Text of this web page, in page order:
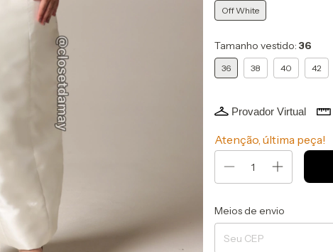
Off White
Tamanho vestido: 36
36 38 40 42
Provador Virtual
Atenção, última peça!
Entregas para o CEP:
Meios de envio